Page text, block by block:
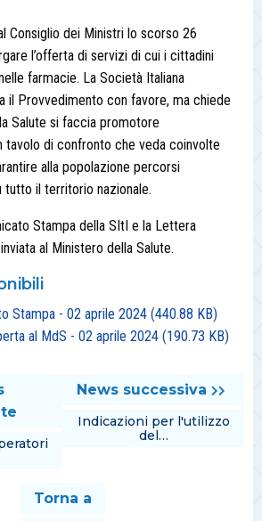
Consiglio dei Ministri lo scorso 26
l’offerta di servizi di cui i cittadini
farmacie. La Società Italiana
il Provvedimento con favore, ma chiede
Salute si faccia promotore
tavolo di confronto che veda coinvolte
alla popolazione percorsi
tutto il territorio nazionale.
Stampa della SItI e la Lettera
al Ministero della Salute.
Stampa - 02 aprile 2024 (440.88 KB)
al MdS - 02 aprile 2024 (190.73 KB)
News successiva
Indicazioni per l'utilizzo
del…
Torna a